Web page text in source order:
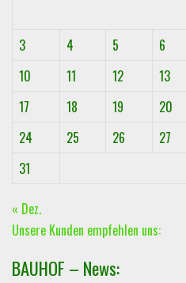
3
4 5 6
10
11 12 13
17
18 19 20
24
25 26 27
31
« Dez.
Unsere Kunden empfehlen uns:
BAUHOF – News: